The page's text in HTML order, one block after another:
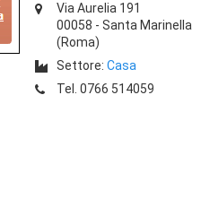
Via Aurelia 191
00058 - Santa Marinella
(Roma)
Settore: Casa
Tel. 0766 514059